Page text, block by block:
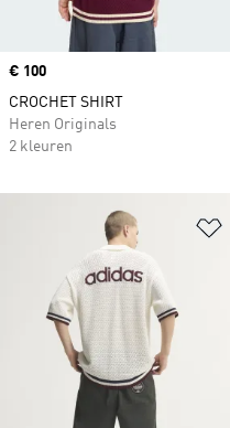
Price
€ 100
CROCHET SHIRT
Heren Originals
2 kleuren